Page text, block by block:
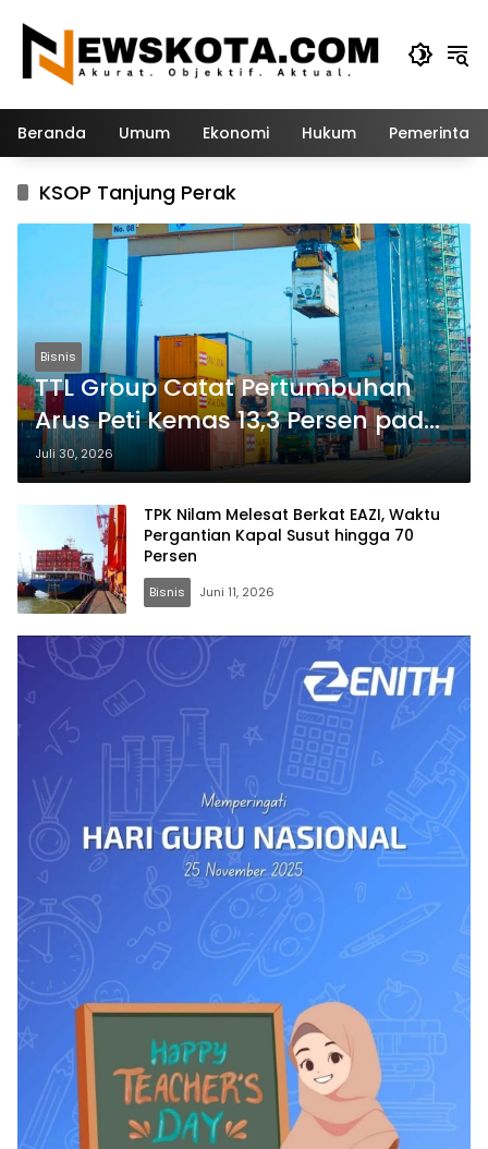
konten
Beranda Umum Ekonomi Hukum
KSOP Tanjung Perak
Bisnis
TTL Group Catat Pertumbuhan
Arus Peti Kemas 13,3 Persen pada
Semester I 2026
Juli 30, 2026
TPK Nilam Melesat Berkat EAZI, Waktu
Pergantian Kapal Susut hingga 70
Persen
Bisnis Juni 11, 2026